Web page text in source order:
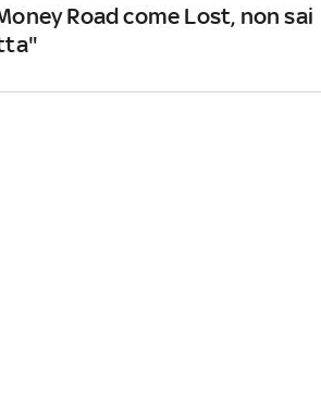
Road come Lost, non sai